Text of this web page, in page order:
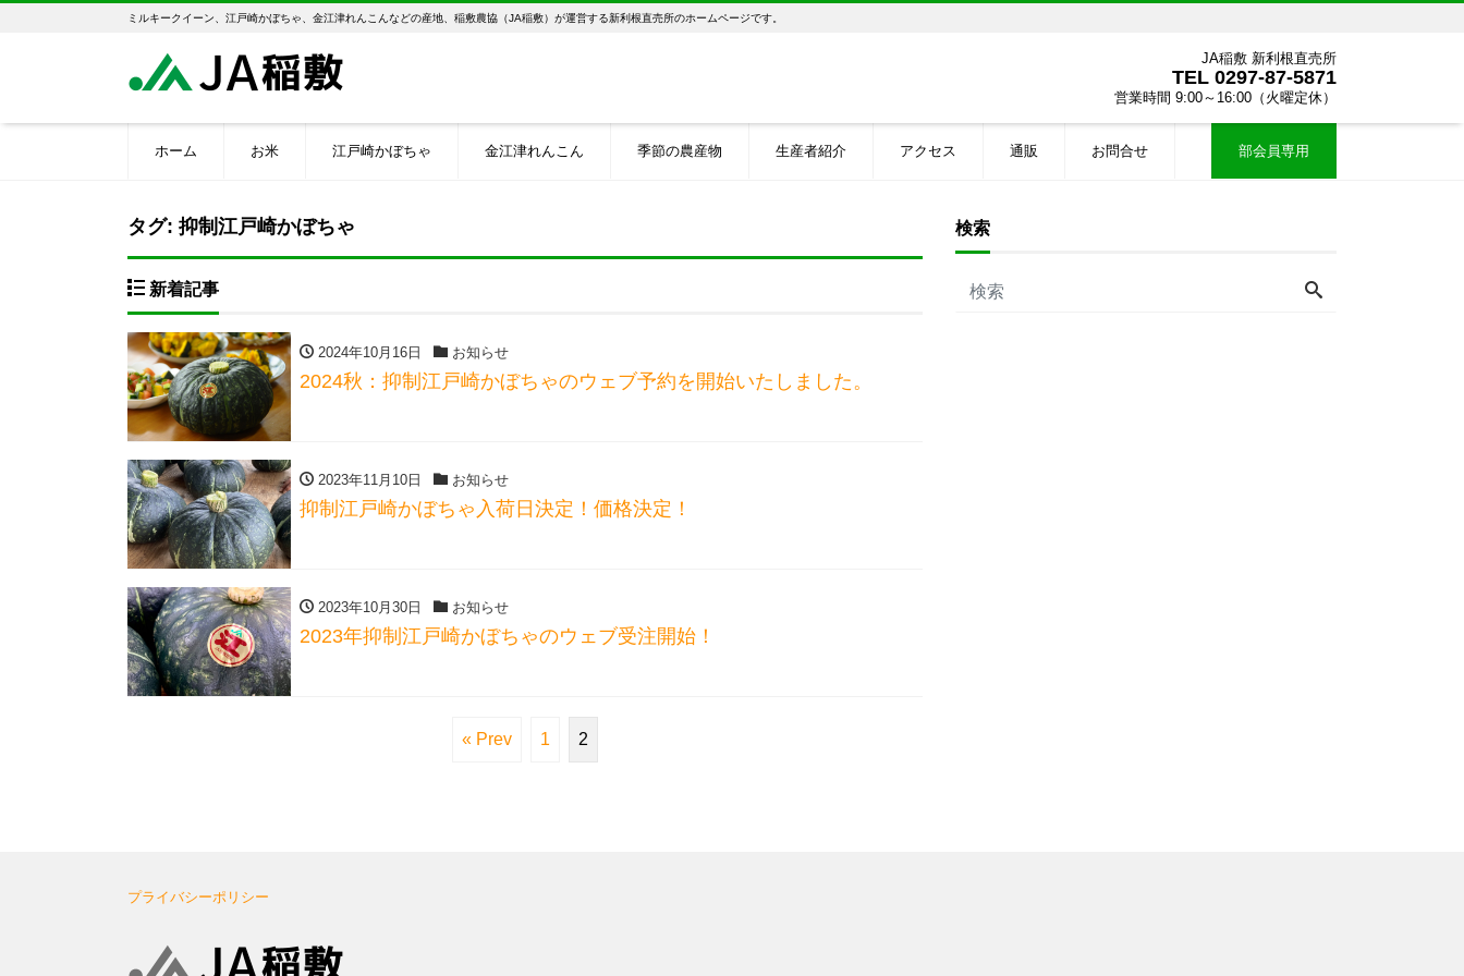
ミルキークイーン、江戸崎かぼちゃ、金江津れんこんなどの産地、稲敷農協（JA稲敷）が運営する新利根直売所のホームページです。
JA稲敷 新利根直売所
TEL 0297-87-5871
営業時間 9:00～16:00（火曜定休）
ホーム お米 江戸崎かぼちゃ 金江津れんこん 季節の農産物 生産者紹介 アクセス 通販 お問合せ 部会員専用
タグ: 抑制江戸崎かぼちゃ
新着記事
2024年10月16日 お知らせ
2024秋：抑制江戸崎かぼちゃのウェブ予約を開始いたしました。
2023年11月10日 お知らせ
抑制江戸崎かぼちゃ入荷日決定！価格決定！
2023年10月30日 お知らせ
2023年抑制江戸崎かぼちゃのウェブ受注開始！
« Prev 1 2
検索
プライバシーポリシー